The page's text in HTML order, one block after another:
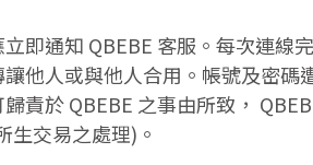
即通知 QBEBE 客服。每次連線
他人或與他人合用。帳號及密碼
於 QBEBE 之事由所致，
交易之處理)。